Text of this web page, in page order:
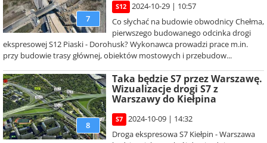
7
S12
2024-10-29 | 10:57
Co słychać na budowie obwodnicy Chełma,
pierwszego budowanego odcinka drogi
ekspresowej S12 Piaski - Dorohusk? Wykonawca prowadzi prace m.in.
przy budowie trasy głównej, obiektów mostowych i przebudow...
8
Taka będzie S7 przez Warszawę.
Wizualizacje drogi S7 z
Warszawy do Kiełpina
S7
2024-10-09 | 14:32
Droga ekspresowa S7 Kiełpin - Warszawa